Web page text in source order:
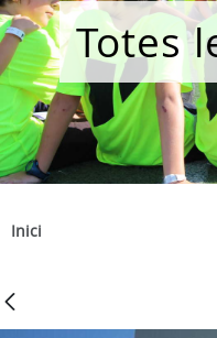
Totes
Inici